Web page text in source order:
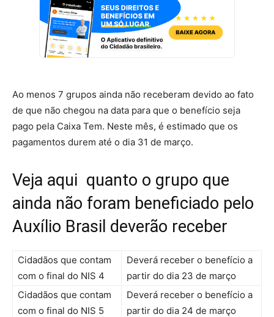
Ao menos 7 grupos ainda não receberam devido ao fato
de que não chegou na data para que o benefício seja
pago pela Caixa Tem. Neste mês, é estimado que os
pagamentos durem até o dia 31 de março.
Veja aqui quanto o grupo que
ainda não foram beneficiado pelo
Auxílio Brasil deverão receber
Cidadãos que contam
com o final do NIS 4
Deverá receber o benefício a
partir do dia 23 de março
Cidadãos que contam
com o final do NIS 5
Deverá receber o benefício a
partir do dia 24 de março